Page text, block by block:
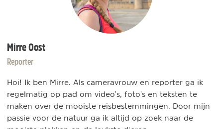
Mirre Oost
Reporter
Hoi! Ik ben Mirre. Als cameravrouw en reporter ga ik
regelmatig op pad om video's, foto's en teksten te
maken over de mooiste reisbestemmingen. Door mijn
passie voor de natuur ga ik altijd op zoek naar de